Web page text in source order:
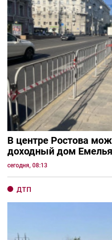
В центре Ростова
доходный дом
сегодня, 08:13
ДТП